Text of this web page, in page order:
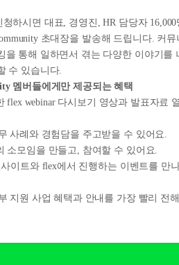
청하시면 대표, 경영진, HR 담당자 16,000
초대장을 발송해 드립니다. 커뮤
을 통해 일하면서 겪는 다양한 이야기를
수 있습니다.
멤버들에게만 제공되는 혜택
flex webinar 다시보기 영상과 발표자료
사례와 경험담을 주고받을 수 있어요.
소모임을 만들고, 참여할 수 있어요.
이트와 flex에서 진행하는 이벤트를 만
지원 사업 혜택과 안내를 가장 빨리 전해